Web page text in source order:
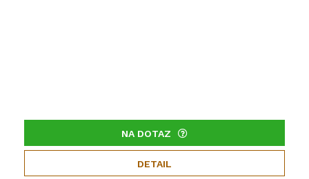
NA DOTAZ
DETAIL